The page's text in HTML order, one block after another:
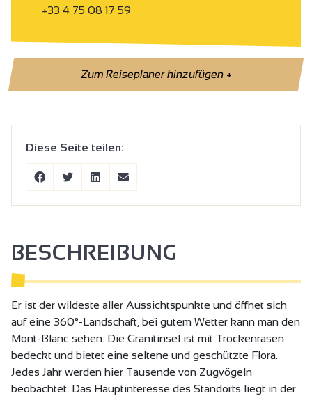
+33 4 75 08 17 59
Zum Reiseplaner hinzufügen+
Diese Seite teilen:
BESCHREIBUNG
Er ist der wildeste aller Aussichtspunkte und öffnet sich
auf eine 360°-Landschaft, bei gutem Wetter kann man den
Mont-Blanc sehen. Die Granitinsel ist mit Trockenrasen
bedeckt und bietet eine seltene und geschützte Flora.
Jedes Jahr werden hier Tausende von Zugvögeln
beobachtet. Das Hauptinteresse des Standorts liegt in der